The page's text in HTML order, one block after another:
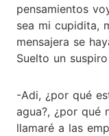
pensamientos
sea mi cupidita,
mensajera se
Suelto un
-Adi, ¿por qué
agua?, ¿por qué
llamaré a las